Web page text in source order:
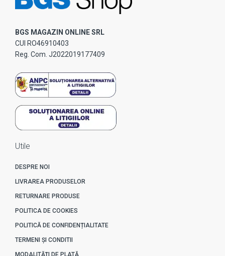
BGS MAGAZIN ONLINE SRL
CUI RO46910403
Reg. Com. J2022019177409
Utile
DESPRE NOI
LIVRAREA PRODUSELOR
RETURNARE PRODUSE
POLITICA DE COOKIES
POLITICĂ DE CONFIDENȚIALITATE
TERMENI ȘI CONDITII
MODALITĂȚI DE PLATĂ